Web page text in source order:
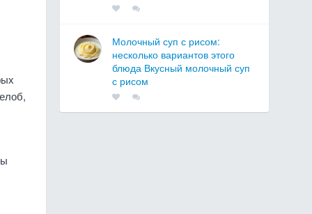
Молочный суп с рисом:
несколько вариантов этого
блюда Вкусный молочный суп
с рисом